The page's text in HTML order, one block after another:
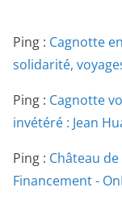
Ping : Cagnotte
solidarité,
Ping : Cagnotte
invétéré : Jean
Ping : Château
Financement -